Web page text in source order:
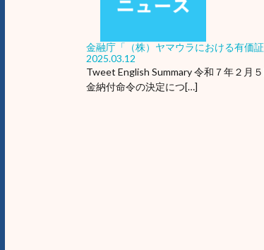
金融庁「（株）ヤマウラにおける有価
2025.03.12
Tweet English Summary 令和７年２月
金納付命令の決定につ[…]